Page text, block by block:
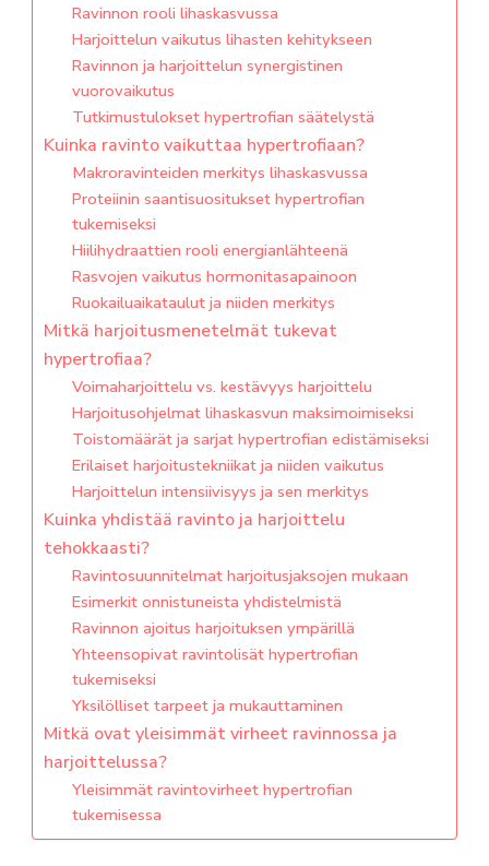
Ravinnon rooli lihaskasvussa
Harjoittelun vaikutus lihasten kehitykseen
Ravinnon ja harjoittelun synergistinen
vuorovaikutus
Tutkimustulokset hypertrofian säätelystä
Kuinka ravinto vaikuttaa hypertrofiaan?
Makroravinteiden merkitys lihaskasvussa
Proteiinin saantisuositukset hypertrofian
tukemiseksi
Hiilihydraattien rooli energianlähteenä
Rasvojen vaikutus hormonitasapainoon
Ruokailuaikataulut ja niiden merkitys
Mitkä harjoitusmenetelmät tukevat
hypertrofiaa?
Voimaharjoittelu vs. kestävyys harjoittelu
Harjoitusohjelmat lihaskasvun maksimoimiseksi
Toistomäärät ja sarjat hypertrofian edistämiseksi
Erilaiset harjoitustekniikat ja niiden vaikutus
Harjoittelun intensiivisyys ja sen merkitys
Kuinka yhdistää ravinto ja harjoittelu
tehokkaasti?
Ravintosuunnitelmat harjoitusjaksojen mukaan
Esimerkit onnistuneista yhdistelmistä
Ravinnon ajoitus harjoituksen ympärillä
Yhteensopivat ravintolisät hypertrofian
tukemiseksi
Yksilölliset tarpeet ja mukauttaminen
Mitkä ovat yleisimmät virheet ravinnossa ja
harjoittelussa?
Yleisimmät ravintovirheet hypertrofian
tukemisessa